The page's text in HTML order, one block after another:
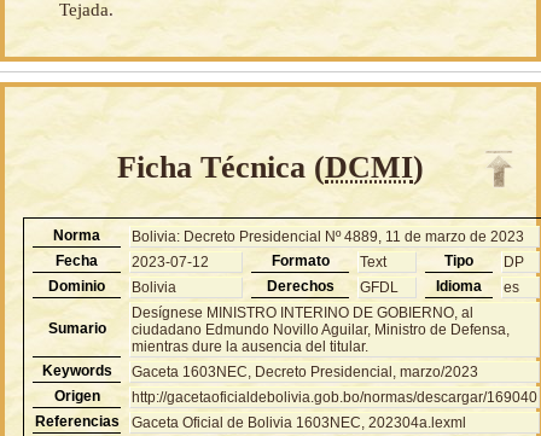
Tejada.
Ficha Técnica (DCMI)
Norma
Bolivia: Decreto Presidencial Nº 4889, 11 de marzo de 2023
Fecha
2023-07-12 Formato Text Tipo
DP
Dominio
Bolivia Derechos GFDL Idioma es
Sumario
Desígnese MINISTRO INTERINO DE GOBIERNO, al
ciudadano Edmundo Novillo Aguilar, Ministro de Defensa,
mientras dure la ausencia del titular.
Keywords
Gaceta 1603NEC, Decreto Presidencial, marzo/2023
Origen
http://gacetaoficialdebolivia.gob.bo/normas/descargar/169040
Referencias
Gaceta Oficial de Bolivia 1603NEC, 202304a.lexml